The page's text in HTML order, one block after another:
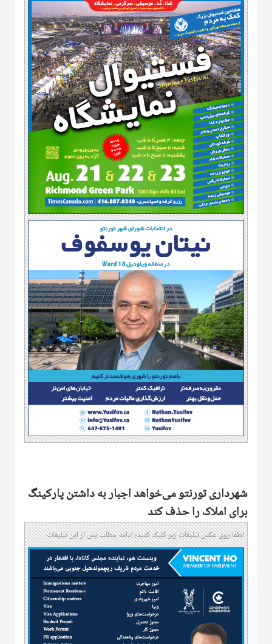
شهرداری تورنتو می‌خواهد اجبار به داشتن پارکینگ
برای املاک را حذف کند
لطفا روی عکس تبلیغات زیر کلیک کنید؛ ادامه مطلب پس از این تبلیغات